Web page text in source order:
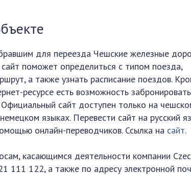
для переезда Чешские железные
поможет определиться с типом поезда,
а также узнать расписание поездов.
ресурсе есть возможность
Официальный сайт доступен только на
языках. Перевести сайт на русский
онлайн-переводчиков. Ссылка на сайт.
касающимся деятельности компании
111 122, а также по адресу электронной